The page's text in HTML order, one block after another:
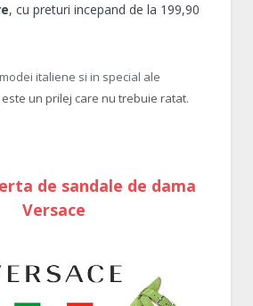
, cu preturi incepand de la 199,90
italiene si in special ale
un prilej care nu trebuie ratat.
de sandale de dama
Versace